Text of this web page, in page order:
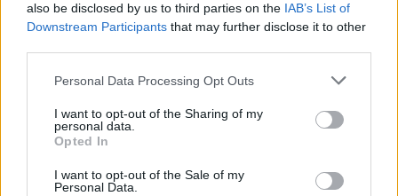
also be disclosed by us to third parties on the IAB’s List of
Downstream Participants that may further disclose it to other
Personal Data Processing Opt Outs
I want to opt-out of the Sharing of my
personal data.
Opted In
I want to opt-out of the Sale of my
Personal Data.